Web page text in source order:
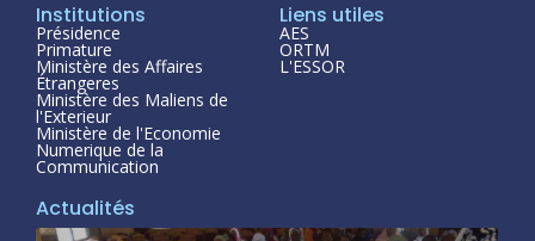
Institutions
Présidence
Primature
Ministère des Affaires
Étrangeres
Ministère des Maliens de
l'Exterieur
Ministère de l'Economie
Numerique de la
Communication
Liens utiles
AES
ORTM
L'ESSOR
Actualités